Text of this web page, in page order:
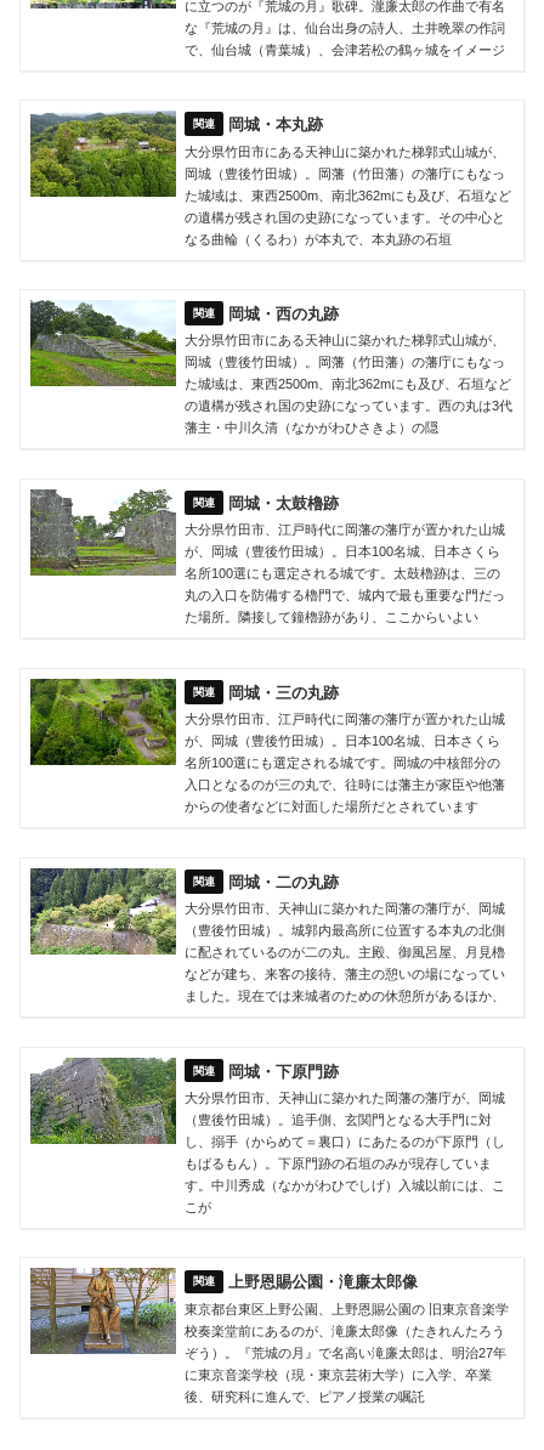
に立つのが『荒城の月』歌碑。瀧廉太郎の作曲で有名
な『荒城の月』は、仙台出身の詩人、土井晩翠の作詞
で、仙台城（青葉城）、会津若松の鶴ヶ城をイメージ
岡城・本丸跡
大分県竹田市にある天神山に築かれた梯郭式山城が、
岡城（豊後竹田城）。岡藩（竹田藩）の藩庁にもなっ
た城域は、東西2500m、南北362mにも及び、石垣など
の遺構が残され国の史跡になっています。その中心と
なる曲輪（くるわ）が本丸で、本丸跡の石垣
岡城・西の丸跡
大分県竹田市にある天神山に築かれた梯郭式山城が、
岡城（豊後竹田城）。岡藩（竹田藩）の藩庁にもなっ
た城域は、東西2500m、南北362mにも及び、石垣など
の遺構が残され国の史跡になっています。西の丸は3代
藩主・中川久清（なかがわひさきよ）の隠
岡城・太鼓櫓跡
大分県竹田市、江戸時代に岡藩の藩庁が置かれた山城
が、岡城（豊後竹田城）。日本100名城、日本さくら
名所100選にも選定される城です。太鼓櫓跡は、三の
丸の入口を防備する櫓門で、城内で最も重要な門だっ
た場所。隣接して鐘櫓跡があり、ここからいよい
岡城・三の丸跡
大分県竹田市、江戸時代に岡藩の藩庁が置かれた山城
が、岡城（豊後竹田城）。日本100名城、日本さくら
名所100選にも選定される城です。岡城の中核部分の
入口となるのが三の丸で、往時には藩主が家臣や他藩
からの使者などに対面した場所だとされています
岡城・二の丸跡
大分県竹田市、天神山に築かれた岡藩の藩庁が、岡城
（豊後竹田城）。城郭内最高所に位置する本丸の北側
に配されているのが二の丸。主殿、御風呂屋、月見櫓
などが建ち、来客の接待、藩主の憩いの場になってい
ました。現在では来城者のための休憩所があるほか、
岡城・下原門跡
大分県竹田市、天神山に築かれた岡藩の藩庁が、岡城
（豊後竹田城）。追手側、玄関門となる大手門に対
し、搦手（からめて＝裏口）にあたるのが下原門（し
もばるもん）。下原門跡の石垣のみが現存していま
す。中川秀成（なかがわひでしげ）入城以前には、こ
こが
上野恩賜公園・滝廉太郎像
東京都台東区上野公園、上野恩賜公園の 旧東京音楽学
校奏楽堂前にあるのが、滝廉太郎像（たきれんたろう
ぞう）。『荒城の月』で名高い滝廉太郎は、明治27年
に東京音楽学校（現・東京芸術大学）に入学、卒業
後、研究科に進んで、ピアノ授業の嘱託